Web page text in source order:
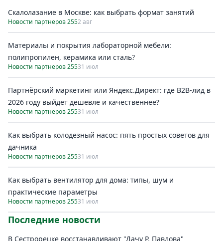
Скалолазание в Москве: как выбрать формат занятий
Новости партнеров 2552 авг
Материалы и покрытия лабораторной мебели:
полипропилен, керамика или сталь?
Новости партнеров 25531 июл
Партнёрский маркетинг или Яндекс.Директ: где B2B-лид в
2026 году выйдет дешевле и качественнее?
Новости партнеров 25531 июл
Как выбрать колодезный насос: пять простых советов для
дачника
Новости партнеров 25531 июл
Как выбрать вентилятор для дома: типы, шум и
практические параметры
Новости партнеров 25531 июл
Последние новости
В Сестрорецке восстанавливают "Дачу Р. Павлова"